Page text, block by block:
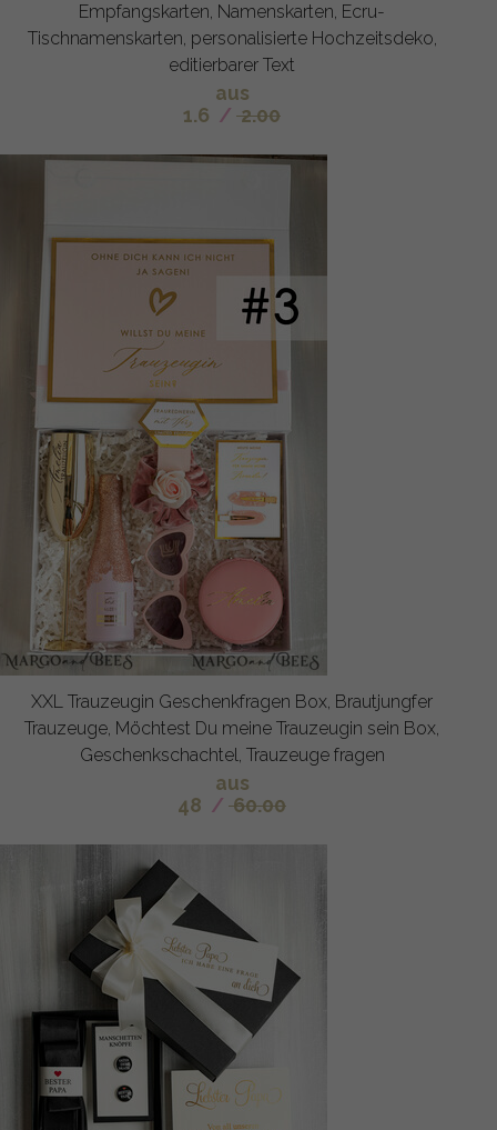
Empfangskarten, Namenskarten, Ecru-
Tischnamenskarten, personalisierte Hochzeitsdeko,
editierbarer Text
aus
1.6 / 2.00
XXL Trauzeugin Geschenkfragen Box, Brautjungfer
Trauzeuge, Möchtest Du meine Trauzeugin sein Box,
Geschenkschachtel, Trauzeuge fragen
aus
48 / 60.00